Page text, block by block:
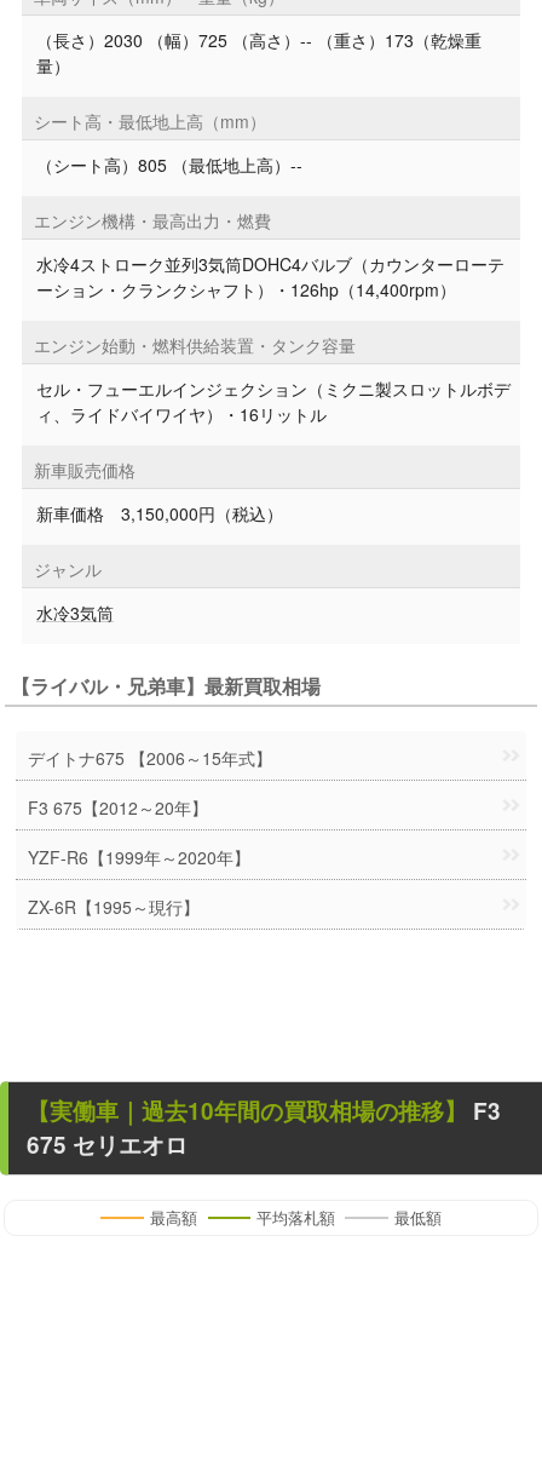
（長さ）2030 （幅）725 （高さ）-- （重さ）173（乾燥重
量）
シート高・最低地上高（mm）
（シート高）805 （最低地上高）--
エンジン機構・最高出力・燃費
水冷4ストローク並列3気筒DOHC4バルブ（カウンターローテ
ーション・クランクシャフト）・126hp（14,400rpm）
エンジン始動・燃料供給装置・タンク容量
セル・フューエルインジェクション（ミクニ製スロットルボデ
ィ、ライドバイワイヤ）・16リットル
新車販売価格
新車価格 3,150,000円（税込）
ジャンル
水冷3気筒
【ライバル・兄弟車】最新買取相場
デイトナ675 【2006～15年式】
F3 675【2012～20年】
YZF-R6【1999年～2020年】
ZX-6R【1995～現行】
【実働車 ｜過去10年間の買取相場の推移】 F3
675 セリエオロ
最高額 平均落札額 最低額